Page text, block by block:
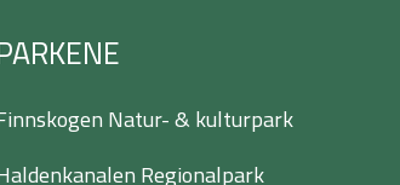
Natur- & kulturpark
Regionalpark